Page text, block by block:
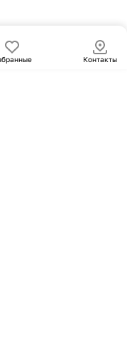
Контакты